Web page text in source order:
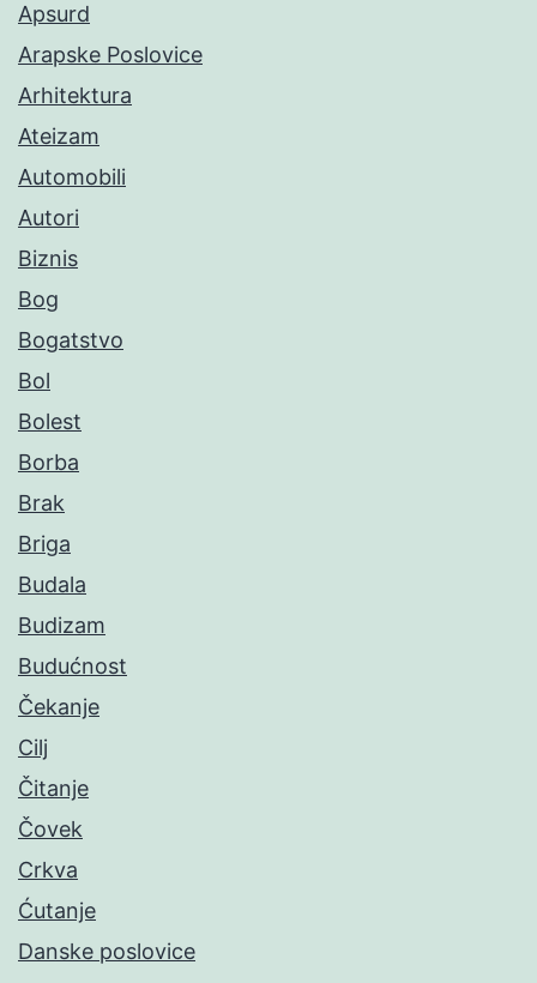
Apsurd
Arapske Poslovice
Arhitektura
Ateizam
Automobili
Autori
Biznis
Bog
Bogatstvo
Bol
Bolest
Borba
Brak
Briga
Budala
Budizam
Budućnost
Čekanje
Cilj
Čitanje
Čovek
Crkva
Ćutanje
Danske poslovice